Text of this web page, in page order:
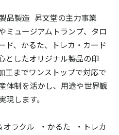
品製造 昇文堂の主力事業
ミュージアムトランプ、タロ
ド、かるた、トレカ・カード
としたオリジナル製品の印
工までワンストップで対応で
体制を活かし、用途や世界観
現します。
オラクル ・かるた ・トレカ